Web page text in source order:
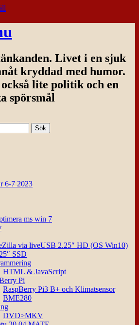
Livet i en sjuk
kryddad med humor.
lite politik och en
spörsmål
6-7 2023
ms win 7
via liveUSB 2.25″ HD (OS Win10)
SSD
HTML & JavaScript
Pi
RaspBerry Pi3 B+ och Klimatsensor
BME280
DVD>MKV